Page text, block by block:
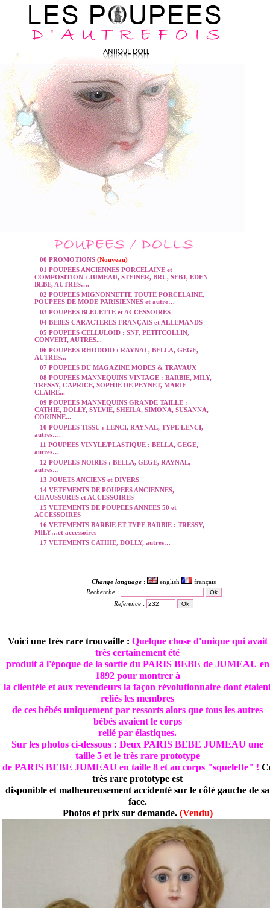
00 PROMOTIONS (Nouveau)
01 POUPEES ANCIENNES PORCELAINE et
COMPOSITION : JUMEAU, STEINER, BRU, SFBJ, EDEN
BEBE, AUTRES….
02 POUPEES MIGNONNETTE TOUTE PORCELAINE,
POUPEES DE MODE PARISIENNES et autre…
03 POUPEES BLEUETTE et ACCESSOIRES
04 BEBES CARACTERES FRANÇAIS et ALLEMANDS
05 POUPEES CELLULOID : SNF, PETITCOLLIN,
CONVERT, AUTRES...
06 POUPEES RHODOID : RAYNAL, BELLA, GEGE,
AUTRES...
07 POUPEES DU MAGAZINE MODES & TRAVAUX
08 POUPEES MANNEQUINS VINTAGE : BARBIE, MILY,
TRESSY, CAPRICE, SOPHIE DE PEYNET, MARIE-
CLAIRE...
09 POUPEES MANNEQUINS GRANDE TAILLE :
CATHIE, DOLLY, SYLVIE, SHEILA, SIMONA, SUSANNA,
CORINNE...
10 POUPEES TISSU : LENCI, RAYNAL, TYPE LENCI,
autres….
11 POUPEES VINYLE/PLASTIQUE : BELLA, GEGE,
autres…
12 POUPEES NOIRES : BELLA, GEGE, RAYNAL,
autres…
13 JOUETS ANCIENS et DIVERS
14 VETEMENTS DE POUPEES ANCIENNES,
CHAUSSURES et ACCESSOIRES
15 VETEMENTS DE POUPEES ANNEES 50 et
ACCESSOIRES
16 VETEMENTS BARBIE ET TYPE BARBIE : TRESSY,
MILY…et accessoires
17 VETEMENTS CATHIE, DOLLY, autres…
Change language : english
français
Recherche:
Reference :
Voici une très rare trouvaille : Quelque chose d'unique qui avait
très certainement été
produit à l'époque de la sortie du PARIS BEBE de JUMEAU en
1892 pour montrer à
la clientèle et aux revendeurs la façon révolutionnaire dont
reliés les membres
de ces bébés uniquement par ressorts alors que tous les autres
bébés avaient le corps
relié par élastiques.
Sur les photos ci-dessous : Deux PARIS BEBE JUMEAU une
taille 5 et le très rare prototype
de PARIS BEBE JUMEAU en taille 8 et au corps "squelette" !
très rare prototype est
disponible et malheureusement accidenté sur le côté gauche de sa
face.
Photos et prix sur demande.(Vendu)